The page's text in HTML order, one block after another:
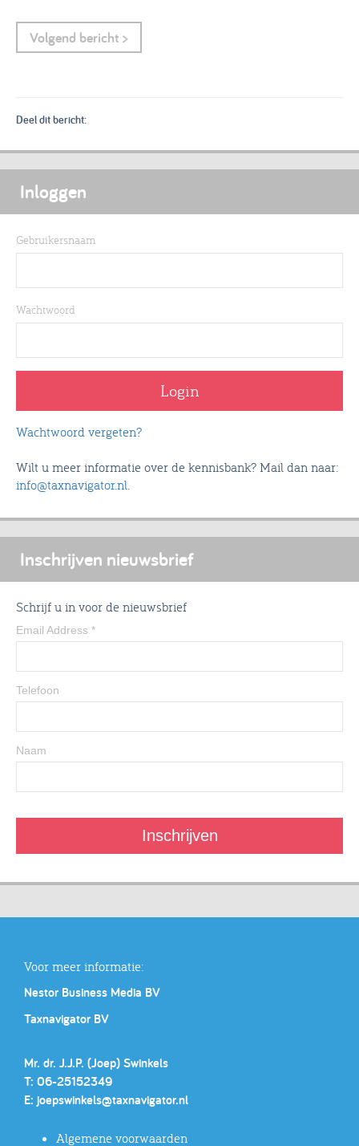
Volgend bericht >
Deel dit bericht:
Inloggen
Gebruikersnaam
Wachtwoord
Wachtwoord vergeten?
Wilt u meer informatie over de kennisbank? Mail dan naar:
info@taxnavigator.nl
Inschrijven nieuwsbrief
Schrijf u in voor de nieuwsbrief
Email Address *
Telefoon
Naam
Voor meer informatie:
Nestor Business Media BV
Taxnavigator BV
Mr. dr. J.J.P. (Joep) Swinkels
T: 06-25152349
E: joepswinkels@taxnavigator.nl
Algemene voorwaarden